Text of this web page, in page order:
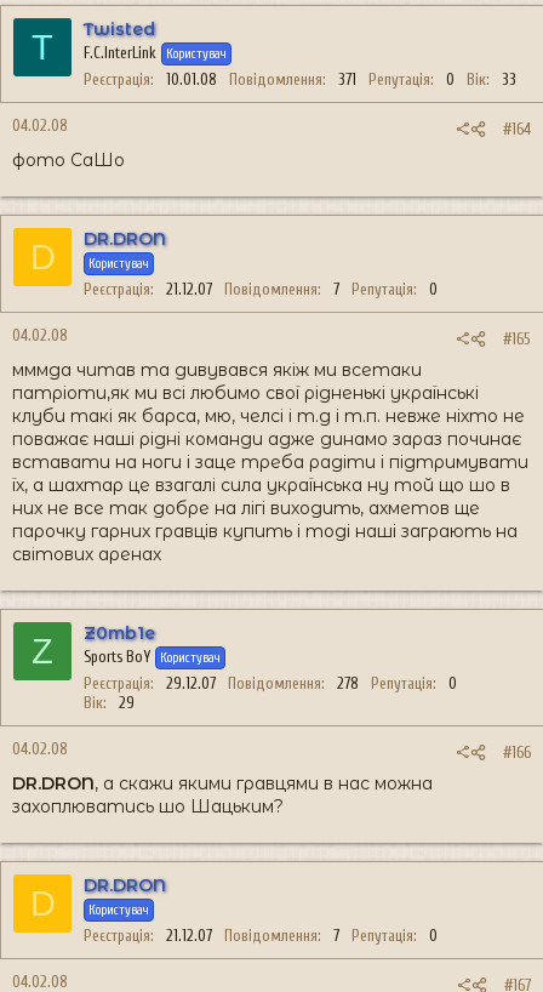
T Twisted
F.C.InterLink Користувач
Реєстрація 10.01.08 Повідомлення 371 Репутація 0 Вік 33
04.02.08 #164
фото СаШо
D DR.DRON
Користувач
Реєстрація 21.12.07 Повідомлення 7 Репутація 0
04.02.08 #165
мммда читав та дивувався якіж ми всетаки
патріоти,як ми всі любимо свої рідненькі українські
клуби такі як барса, мю, челсі і т.д і т.п. невже ніхто не
поважає наші рідні команди адже динамо зараз починає
вставати на ноги і заце треба радіти і підтримувати
їх, а шахтар це взагалі сила українська ну той що шо в
них не все так добре на лігі виходить, ахметов ще
парочку гарних гравців купить і тоді наші заграють на
світових аренах
Z Z0mb1e
Sports BoY Користувач
Реєстрація 29.12.07 Повідомлення 278 Репутація
0
Вік
29
04.02.08 #166
DR.DRON, а скажи якими гравцями в нас можна
захоплюватись шо Шацьким?
D DR.DRON
Користувач
Реєстрація 21.12.07 Повідомлення 7 Репутація 0
04.02.08 #167